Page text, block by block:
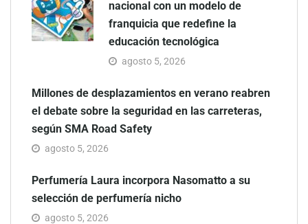
nacional con un modelo de
franquicia que redefine la
educación tecnológica
agosto 5, 2026
Millones de desplazamientos en verano reabren
el debate sobre la seguridad en las carreteras,
según SMA Road Safety
agosto 5, 2026
Perfumería Laura incorpora Nasomatto a su
selección de perfumería nicho
agosto 5, 2026